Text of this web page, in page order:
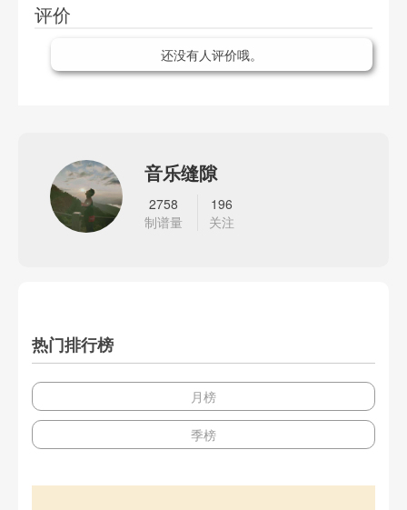
评价
还没有人评价哦。
音乐缝隙
2758
制谱量
196
关注
热门排行榜
月榜
季榜